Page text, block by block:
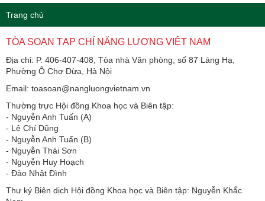
Trang chủ
TÒA SOẠN TẠP CHÍ NĂNG LƯỢNG VIỆT NAM
Địa chỉ: P. 406-407-408, Tòa nhà Văn phòng, số 87 Láng Hạ,
Phường Ô Chợ Dừa, Hà Nội
Email: toasoan@nangluongvietnam.vn
Thường trực Hội đồng Khoa học và Biên tập:
​​​​​​- Nguyễn Anh Tuấn (A)
- Lê Chí Dũng
- Nguyễn Anh Tuấn (B)
- Nguyễn Thái Sơn
- Nguyễn Huy Hoạch
- Đào Nhật Đình
Thư ký Biên dịch Hội đồng Khoa học và Biên tập: Nguyễn Khắc